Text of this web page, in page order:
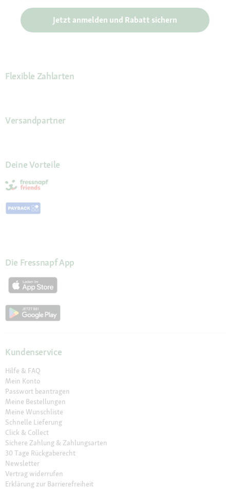
Jetzt anmelden und Rabatt sichern
Flexible Zahlarten
Versandpartner
Deine Vorteile
Die Fressnapf App
Kundenservice
Hilfe & FAQ
Mein Konto
Passwort beantragen
Meine Bestellungen
Meine Wunschliste
Schnelle Lieferung
Click & Collect
Sichere Zahlung & Zahlungsarten
30 Tage Rückgaberecht
Newsletter
Vertrag widerrufen
Erklärung zur Barrierefreiheit